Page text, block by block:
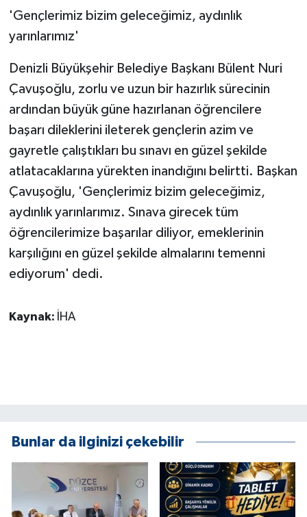
'Gençlerimiz bizim geleceğimiz, aydınlık
yarınlarımız'
Denizli Büyükşehir Belediye Başkanı Bülent Nuri
Çavuşoğlu, zorlu ve uzun bir hazırlık sürecinin
ardından büyük güne hazırlanan öğrencilere
başarı dileklerini ileterek gençlerin azim ve
gayretle çalıştıkları bu sınavı en güzel şekilde
atlatacaklarına yürekten inandığını belirtti. Başkan
Çavuşoğlu, 'Gençlerimiz bizim geleceğimiz,
aydınlık yarınlarımız. Sınava girecek tüm
öğrencilerimize başarılar diliyor, emeklerinin
karşılığını en güzel şekilde almalarını temenni
ediyorum' dedi.
Kaynak: İHA
Bunlar da ilginizi çekebilir
POLİTİKA
Sağlık
SİYASET
SPOR HABERLERİ
TEKNOLOJİ
Turizm
ÜLKE GÜNDEMİ